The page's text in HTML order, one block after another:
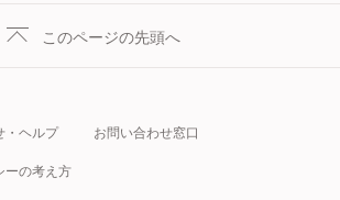
このページの先頭へ
・ヘルプ お問い合わせ窓口
ーの考え方